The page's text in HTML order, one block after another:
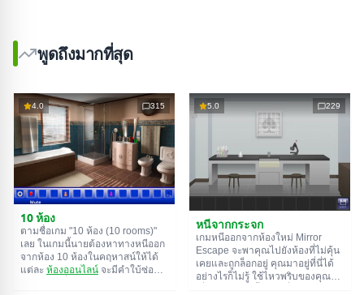
พูดถึงมากที่สุด
4.0 315
10 ห้อง
ตามชื่อเกม "10 ห้อง (10 rooms)"
เลย ในเกมนี้นายต้องหาทางหนีออก
จากห้อง 10 ห้องในคฤหาสน์ให้ได้
แต่ละ ห้องออนไลน์ จะมีคำใบ้ซ่อน
5.0 229
หนีจากกระจก
เกมหนีออกจากห้องใหม่ Mirror
Escape จะพาคุณไปยังห้องที่ไม่คุ้น
เคยและถูกล็อกอยู่ คุณมาอยู่ที่นี่ได้
อย่างไรก็ไม่รู้ ใช้ไหวพริบของคุณ